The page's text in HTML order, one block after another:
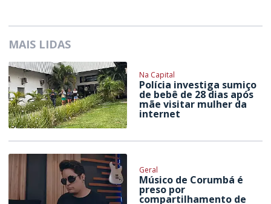
MAIS LIDAS
Na Capital
Polícia investiga sumiço
de bebê de 28 dias após
mãe visitar mulher da
internet
Geral
Músico de Corumbá é
preso por
compartilhamento de